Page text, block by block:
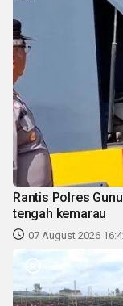
Rantis Polres
tengah kemarau
07 August 2026